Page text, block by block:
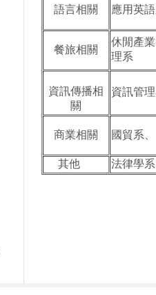
語言相關 應用英
餐旅相關
休閒產
理系
資訊傳播相
關
資訊管
商業相關 國貿系
其他 法律學